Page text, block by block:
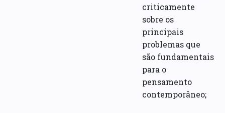
criticamente
sobre os
principais
problemas que
são fundamentais
para o
pensamento
contemporâneo;